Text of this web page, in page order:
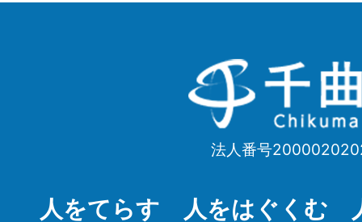
千
曲
Chikuma
法人番号
人をてらす 人をはぐくむ